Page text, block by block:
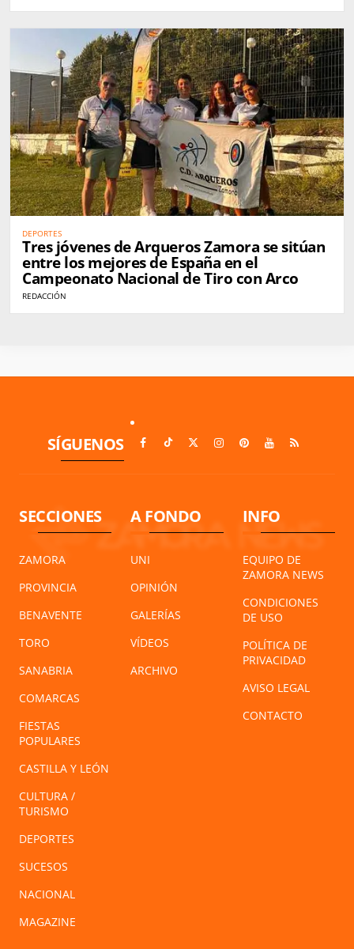
DEPORTES
Tres jóvenes de Arqueros Zamora se sitúan
entre los mejores de España en el
Campeonato Nacional de Tiro con Arco
REDACCIÓN
SÍGUENOS
SECCIONES
ZAMORA
PROVINCIA
BENAVENTE
TORO
SANABRIA
COMARCAS
FIESTAS
POPULARES
CASTILLA Y LEÓN
CULTURA /
TURISMO
DEPORTES
SUCESOS
NACIONAL
MAGAZINE
A FONDO
UNI
OPINIÓN
GALERÍAS
VÍDEOS
ARCHIVO
INFO
EQUIPO DE
ZAMORA NEWS
CONDICIONES
DE USO
POLÍTICA DE
PRIVACIDAD
AVISO LEGAL
CONTACTO